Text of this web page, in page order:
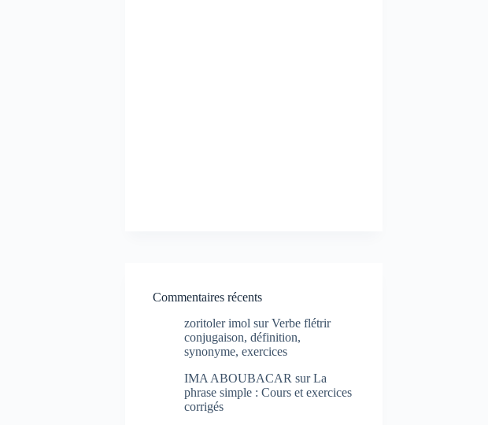
Commentaires récents
zoritoler imol surVerbe flétrir
conjugaison, définition,
synonyme, exercices
IMA ABOUBACAR surLa
phrase simple : Cours et exercices
corrigés